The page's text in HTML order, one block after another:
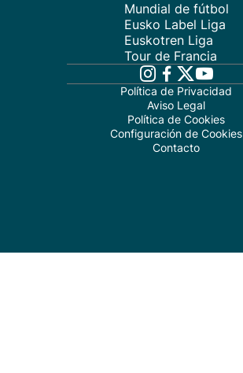
Mundial de fútbol
Eusko Label Liga
Euskotren Liga
Tour de Francia
Política de Privacidad
Aviso Legal
Política de Cookies
Configuración de Cookies
Contacto